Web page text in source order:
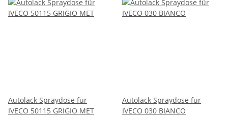
Autolack Spraydose für
IVECO 50115 GRIGIO MET
Autolack Spraydose für
IVECO 030 BIANCO